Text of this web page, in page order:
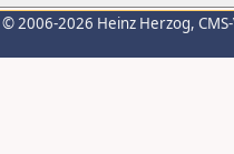
© 2006-2026 Heinz Herzog,